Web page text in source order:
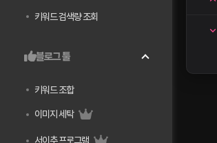
키워드 검색량 조회
블로그 툴
키워드 조합
이미지 세탁
서이추 프로그램